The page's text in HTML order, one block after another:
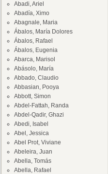
Abadi, Ariel
Abadía, Ximo
Abagnale, Maria
Ábalos, María Dolores
Ábalos, Rafael
Ábalos, Eugenia
Abarca, Marisol
Abásolo, María
Abbado, Claudio
Abbasian, Pooya
Abbott, Simon
Abdel-Fattah, Randa
Abdel-Qadir, Ghazi
Abedi, Isabel
Abel, Jessica
Abel Prot, Viviane
Abeleira, Juan
Abella, Tomás
Abella, Rafael